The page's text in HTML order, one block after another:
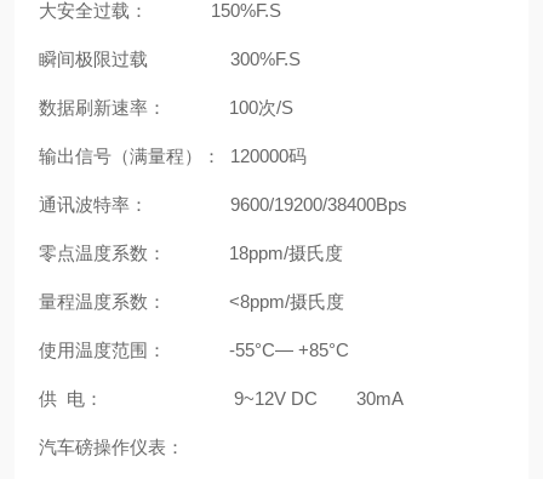
大安全过载： 150%F.S
瞬间极限过载 300%F.S
数据刷新速率： 100次/S
输出信号（满量程）： 120000码
通讯波特率： 9600/19200/38400Bps
零点温度系数： 18ppm/摄氏度
量程温度系数： <8ppm/摄氏度
使用温度范围： -55°C— +85°C
供 电： 9~12V DC 30mA
汽车磅操作仪表：